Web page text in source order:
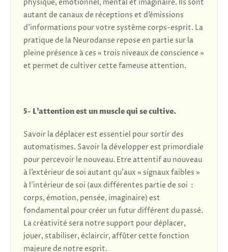
physique, émotionnel, mental et imaginaire. Ils sont
autant de canaux de réceptions et d’émissions
d’informations pour votre système corps-esprit. La
pratique de la Neurodanse repose en partie sur la
pleine présence à ces « trois niveaux de conscience »
et permet de cultiver cette fameuse attention.
5- L’attention est un muscle qui se cultive.
Savoir la déplacer est essentiel pour sortir des
automatismes. Savoir la développer est primordiale
pour percevoir le nouveau. Etre attentif au nouveau
à l’extérieur de soi autant qu’aux « signaux faibles »
à l’intérieur de soi (aux différentes partie de soi :
corps, émotion, pensée, imaginaire) est
fondamental pour créer un futur différent du passé.
La créativité sera notre support pour déplacer,
jouer, stabiliser, éclaircir, affûter cette fonction
majeure de notre esprit.